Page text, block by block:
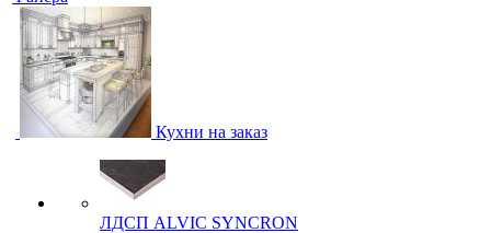
Кухни на заказ
ЛДСП ALVIC SYNCRON